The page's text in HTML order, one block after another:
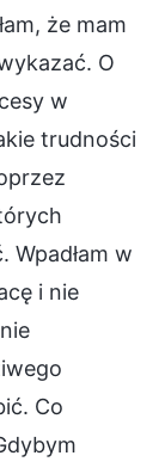
że mam
O
w
trudności
Wpadłam w
i nie
Co